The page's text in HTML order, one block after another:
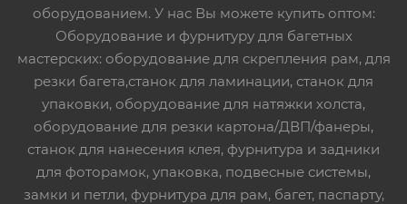
оборудованием. У нас Вы можете купить оптом:
Оборудование и фурнитуру для багетных
мастерских: оборудование для скрепления рам, для
резки багета,станок для ламинации, станок для
упаковки, оборудование для натяжки холста,
оборудование для резки картона/ДВП/фанеры,
станок для нанесения клея, фурнитура и задники
для фоторамок, упаковка, подвесные системы,
замки и петли, фурнитура для рам, багет, паспарту,